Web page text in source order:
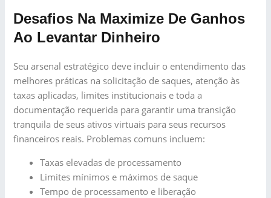
Desafios Na Maximize De Ganhos
Ao Levantar Dinheiro
Seu arsenal estratégico deve incluir o entendimento das
melhores práticas na solicitação de saques, atenção às
taxas aplicadas, limites institucionais e toda a
documentação requerida para garantir uma transição
tranquila de seus ativos virtuais para seus recursos
financeiros reais. Problemas comuns incluem:
Taxas elevadas de processamento
Limites mínimos e máximos de saque
Tempo de processamento e liberação